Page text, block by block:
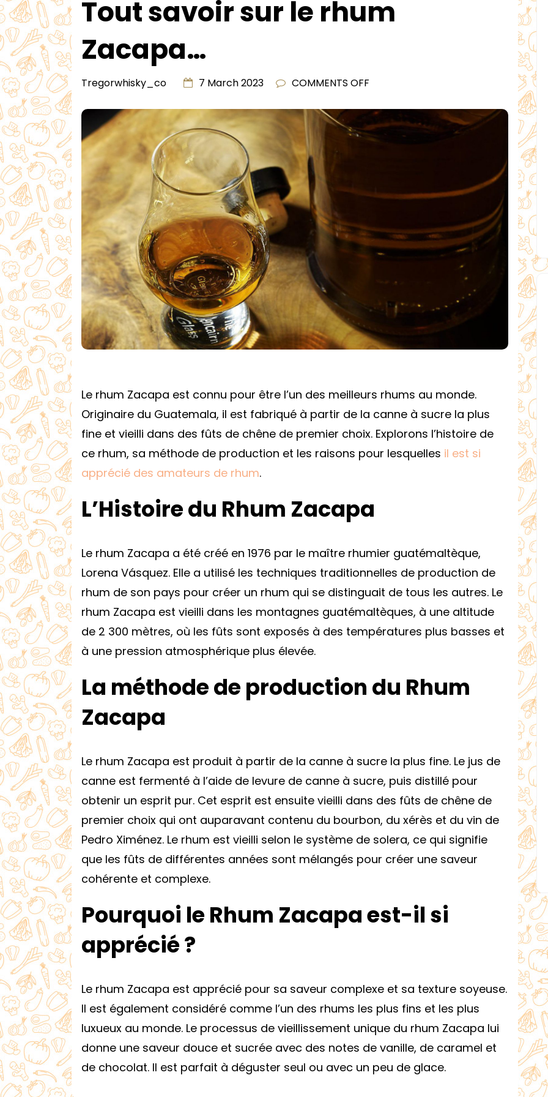
Tout savoir sur le rhum
Zacapa…
Tregorwhisky_co 7 March 2023 COMMENTS OFF
SAVOIR
SUR
Le rhum Zacapa est connu pour être l’un des meilleurs rhums au monde.
Originaire du Guatemala, il est fabriqué à partir de la canne à sucre la plus
fine et vieilli dans des fûts de chêne de premier choix. Explorons l’histoire de
ce rhum, sa méthode de production et les raisons pour lesquelles il est si
apprécié des amateurs de rhum.
L’Histoire du Rhum Zacapa
Le rhum Zacapa a été créé en 1976 par le maître rhumier guatémaltèque,
Lorena Vásquez. Elle a utilisé les techniques traditionnelles de production de
rhum de son pays pour créer un rhum qui se distinguait de tous les autres. Le
rhum Zacapa est vieilli dans les montagnes guatémaltèques, à une altitude
de 2 300 mètres, où les fûts sont exposés à des températures plus basses et
à une pression atmosphérique plus élevée.
La méthode de production du Rhum
Zacapa
Le rhum Zacapa est produit à partir de la canne à sucre la plus fine. Le jus de
canne est fermenté à l’aide de levure de canne à sucre, puis distillé pour
obtenir un esprit pur. Cet esprit est ensuite vieilli dans des fûts de chêne de
premier choix qui ont auparavant contenu du bourbon, du xérès et du vin de
Pedro Ximénez. Le rhum est vieilli selon le système de solera, ce qui signifie
que les fûts de différentes années sont mélangés pour créer une saveur
cohérente et complexe.
Pourquoi le Rhum Zacapa est-il si
apprécié ?
Le rhum Zacapa est apprécié pour sa saveur complexe et sa texture soyeuse.
Il est également considéré comme l’un des rhums les plus fins et les plus
luxueux au monde. Le processus de vieillissement unique du rhum Zacapa lui
donne une saveur douce et sucrée avec des notes de vanille, de caramel et
de chocolat. Il est parfait à déguster seul ou avec un peu de glace.